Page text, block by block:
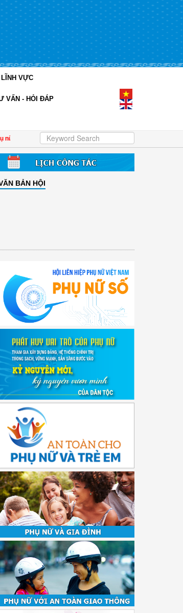
LĨNH VỰC
VẤN - HỎI ĐÁP
trẻ em trong thời đại số | Lãnh đạo Hội LHPN Việt Nam
BẢN HỘI